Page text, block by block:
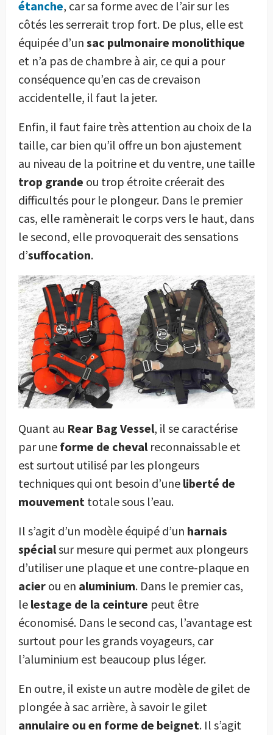
étanche, car sa forme avec de l’air sur les
côtés les serrerait trop fort. De plus, elle est
équipée d’un sac pulmonaire monolithique
et n’a pas de chambre à air, ce qui a pour
conséquence qu’en cas de crevaison
accidentelle, il faut la jeter.
Enfin, il faut faire très attention au choix de la
taille, car bien qu’il offre un bon ajustement
au niveau de la poitrine et du ventre, une taille
trop grande ou trop étroite créerait des
difficultés pour le plongeur. Dans le premier
cas, elle ramènerait le corps vers le haut, dans
le second, elle provoquerait des sensations
d’suffocation.
Quant au Rear Bag Vessel, il se caractérise
par une forme de chevalreconnaissable et
est surtout utilisé par les plongeurs
techniques qui ont besoin d’une liberté de
mouvement totale sous l’eau.
Il s’agit d’un modèle équipé d’un harnais
spécialsur mesure qui permet aux plongeurs
d’utiliser une plaque et une contre-plaque en
acier ou en aluminium. Dans le premier cas,
le lestage de la ceinture peut être
économisé. Dans le second cas, l’avantage est
surtout pour les grands voyageurs, car
l’aluminium est beaucoup plus léger.
En outre, il existe un autre modèle de gilet de
plongée à sac arrière, à savoir le gilet
annulaire ou en forme de beignet. Il s’agit